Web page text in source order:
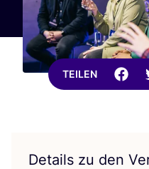
TEILEN
Details zu den